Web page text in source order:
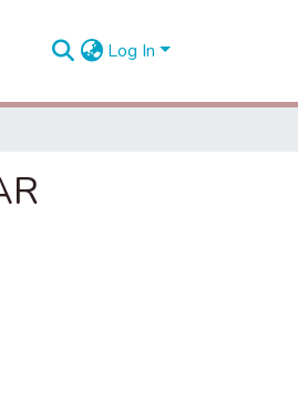
Log In